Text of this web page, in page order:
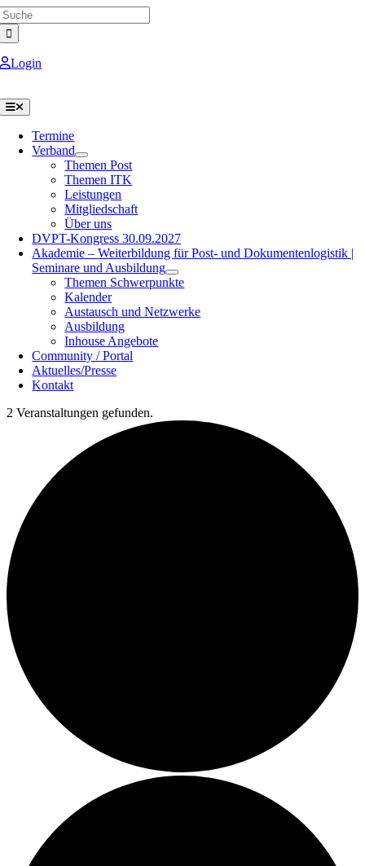
Skip
to
content
Login
Toggle
Navigation
Termine
Verband
Themen Post
Themen ITK
Leistungen
Mitgliedschaft
Über uns
DVPT-Kongress 30.09.2027
Akademie – Weiterbildung für Post- und Dokumentenlogistik |
Seminare und Ausbildung
Themen Schwerpunkte
Kalender
Austausch und Netzwerke
Ausbildung
Inhouse Angebote
Community / Portal
Aktuelles/Presse
Kontakt
2 Veranstaltungen gefunden.